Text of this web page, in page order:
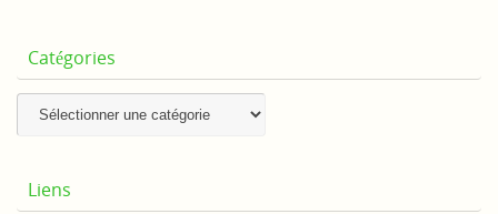
Catégories
Liens